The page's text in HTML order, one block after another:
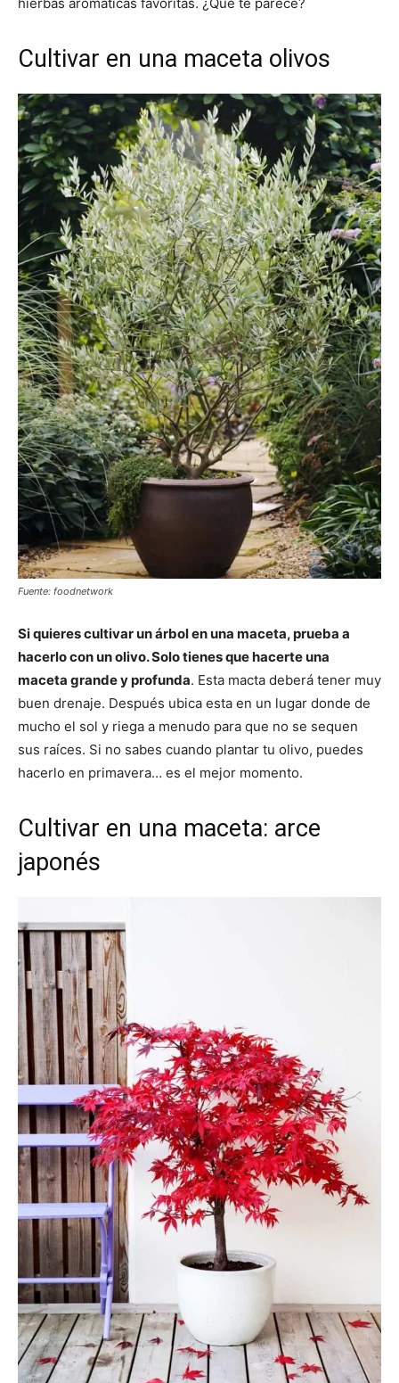
Cultivar en una maceta olivos
Fuente: foodnetwork
Si quieres cultivar un árbol en una maceta, prueba a
hacerlo con un olivo. Solo tienes que hacerte una
maceta grande y profunda. Esta macta deberá tener muy
buen drenaje. Después ubica esta en un lugar donde de
mucho el sol y riega a menudo para que no se sequen
sus raíces. Si no sabes cuando plantar tu olivo, puedes
hacerlo en primavera… es el mejor momento.
Cultivar en una maceta: arce
japonés